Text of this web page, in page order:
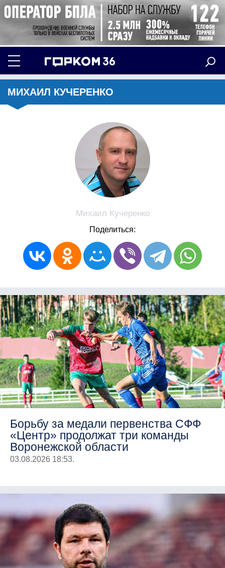
МИХАИЛ КУЧЕРЕНКО
Михаил Кучеренко
Поделиться:
Борьбу за медали первенства СФФ
«Центр» продолжат три команды
Воронежской области
03.08.2026 18:53.